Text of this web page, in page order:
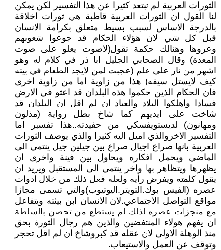
الثورات العربية لم تبتعد كثيرا عن هذا التفسير لكن يمكن
لنا القول ان الثورات العربية قاطبة هي ثورات اخلاقة
بالدرجة الاساس لسبب بسيط متعلق بكرامة الانسان
قبل كل شي لان هؤلاء الحكام قد جوعوا شعوبهم
وعروها وهنالك حكمة تقول(لاصوت يعلو على صوت
المعدة) وقال الصحابي الجليل ابا ذر في كلام له وهو
اشهر من نار على علم (عجبت لمن لايجد الطعام في بيته
كيف لايستل سيفه) هذا من زاوية اما من زاوية اخرى
فان الحكام الذين حكموا هذه البلدان قد اعثو في الارض
فسادا واهلكوا البلاد والعباد ان لم اقل ان البلدان قد
شاخت على ايديهم كما شاخ بطل رواية (مذلون
ومهانون) لديستويفسكي من حفيدته..هذا تفسير اما
التفسير الاخروالذي اميل اليه كثيرا والذي يوصف الثورات
العربية بانها صراع اجيال صراع بين جيلين جيل ينتمي الى
الماضي ويحمل افكاره ويحاول بين فينة واخرى ان
يظهرها ويتظاهر بها واخر ينتمي الى المستقبل ويريد ان
يقول كلمته ويفرض رأيه ولعله فعل ذلك من خلال ادوات
عصره (الفيس بوك.التويتر.اليوتيوب)والتي تسمى مجازا
مواقع التواصل الاجتماعي.لان الانسان ابن بيئته ويتفاعل
مع منجزات عصره لذلك لم يستطع من تحصن بالسلطة
ان يفهم هولاء المنتفضين والذين هم رجال الثورة بحق
منذ الوهلة الاولى لان عقله قد كبروشاخ ان لم اقل تحجر
وتوقف عن العمل والاستيعاب.